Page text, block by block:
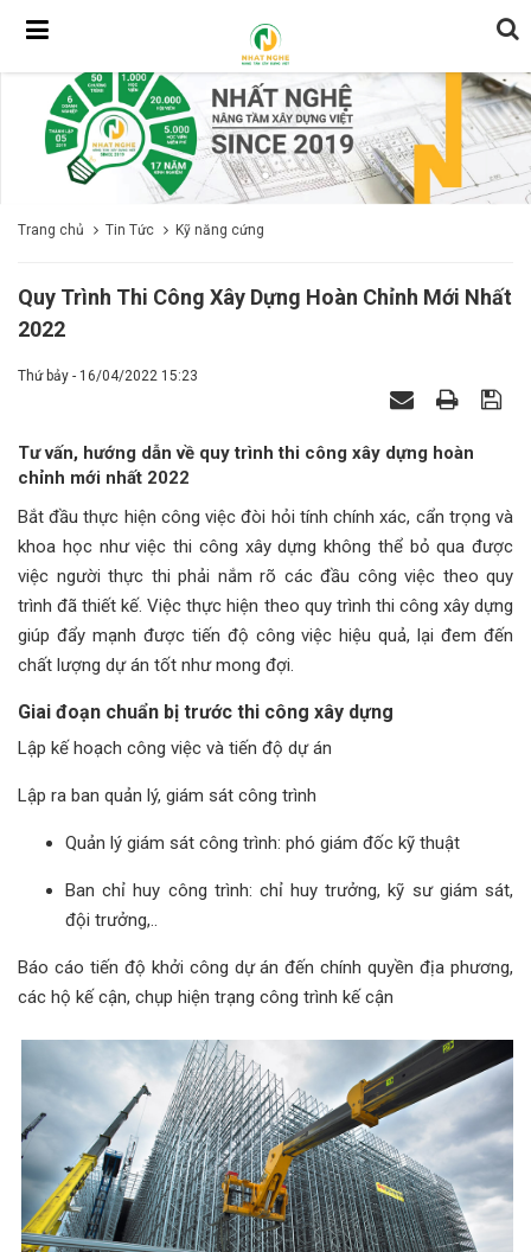
Trang chủ Tin Tức Kỹ năng cứng
Quy Trình Thi Công Xây Dựng Hoàn Chỉnh Mới Nhất
2022
Thứ bảy - 16/04/2022 15:23
Tư vấn, hướng dẫn về quy trình thi công xây dựng hoàn
chỉnh mới nhất 2022
Bắt đầu thực hiện công việc đòi hỏi tính chính xác, cẩn trọng và
khoa học như việc thi công xây dựng không thể bỏ qua được
việc người thực thi phải nắm rõ các đầu công việc theo quy
trình đã thiết kế. Việc thực hiện theo quy trình thi công xây dựng
giúp đẩy mạnh được tiến độ công việc hiệu quả, lại đem đến
chất lượng dự án tốt như mong đợi.
Giai đoạn chuẩn bị trước thi công xây dựng
Lập kế hoạch công việc và tiến độ dự án
Lập ra ban quản lý, giám sát công trình
Quản lý giám sát công trình: phó giám đốc kỹ thuật
Ban chỉ huy công trình: chỉ huy trưởng, kỹ sư giám sát,
đội trưởng,..
Báo cáo tiến độ khởi công dự án đến chính quyền địa phương,
các hộ kế cận, chụp hiện trạng công trình kế cận